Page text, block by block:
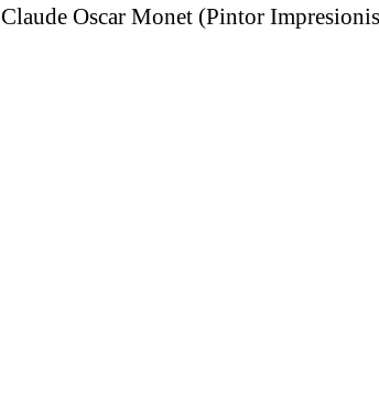
Claude Oscar Monet (Pintor